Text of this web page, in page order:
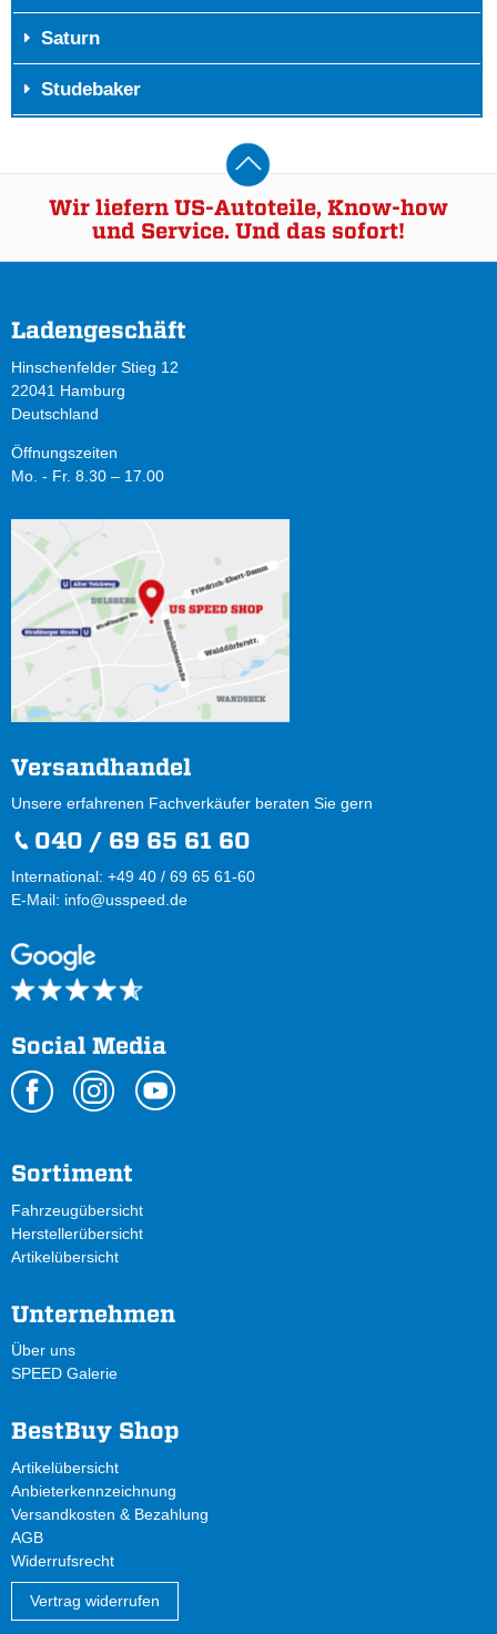
Saturn
Studebaker
Wir liefern US-Autoteile, Know-how
und Service. Und das sofort!
Ladengeschäft
Hinschenfelder Stieg 12
22041 Hamburg
Deutschland
Öffnungszeiten
Mo. - Fr. 8.30 – 17.00
Versandhandel
Unsere erfahrenen Fachverkäufer beraten Sie gern
040 / 69 65 61 60
International: +49 40 / 69 65 61-60
E-Mail: info@usspeed.de
Social Media
Sortiment
Fahrzeugübersicht
Herstellerübersicht
Artikelübersicht
Unternehmen
Über uns
SPEED Galerie
BestBuy Shop
Artikelübersicht
Anbieterkennzeichnung
Versandkosten & Bezahlung
AGB
Widerrufsrecht
Vertrag widerrufen